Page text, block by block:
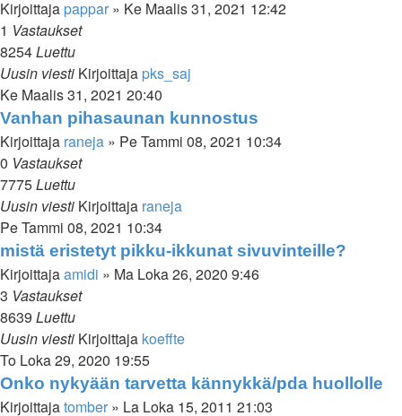
Kirjoittaja pappar » Ke Maalis 31, 2021 12:42
1 Vastaukset
8254Luettu
Uusin viesti Kirjoittaja pks_saj
Ke Maalis 31, 2021 20:40
Vanhan pihasaunan kunnostus
Kirjoittaja raneja » Pe Tammi 08, 2021 10:34
0 Vastaukset
7775Luettu
Uusin viesti Kirjoittaja raneja
Pe Tammi 08, 2021 10:34
mistä eristetyt pikku-ikkunat sivuvinteille?
Kirjoittajaamidi » Ma Loka 26, 2020 9:46
3 Vastaukset
8639 Luettu
Uusin viesti Kirjoittaja koeffte
To Loka 29, 2020 19:55
Onko nykyään tarvetta kännykkä/pda huollolle
Kirjoittajatomber » La Loka 15, 2011 21:03